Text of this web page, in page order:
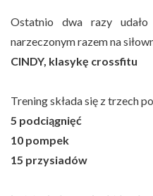
Ostatnio dwa razy
narzeczonym razem na
CINDY, klasykę crossfitu
Trening składa się z trzech
5 podciągnięć
10 pompek
15 przysiadów